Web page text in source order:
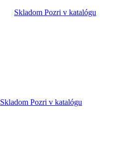
Skladom Pozri v katalógu
Skladom Pozri v katalógu